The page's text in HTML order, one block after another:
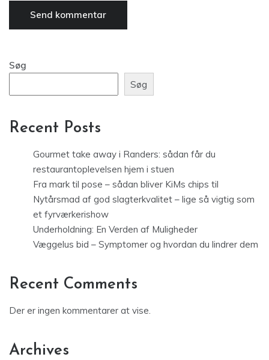
Søg
Søg
Recent Posts
Gourmet take away i Randers: sådan får du
restaurantoplevelsen hjem i stuen
Fra mark til pose – sådan bliver KiMs chips til
Nytårsmad af god slagterkvalitet – lige så vigtig som
et fyrværkerishow
Underholdning: En Verden af Muligheder
Væggelus bid – Symptomer og hvordan du lindrer dem
Recent Comments
Der er ingen kommentarer at vise.
Archives